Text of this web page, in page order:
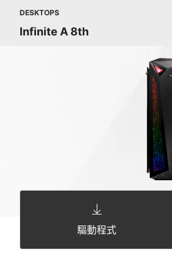
DESKTOPS
Infinite A 8th
驅動程式